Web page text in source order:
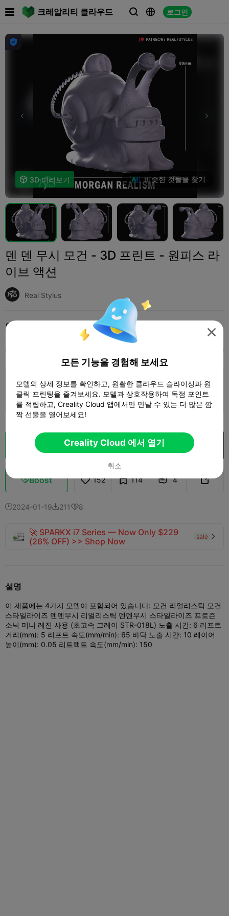
크레알리티 클라우드   로그인
 

 3D 미리보기 비슷한 것들을 찾기
덴 덴 무시 모건 - 3D 프린트 - 원피스 라
이브 액션
Real Stylus
인쇄 설정 (1) Miniatures 
0.2mm layer, 2 walls, 15% infill
 51m 41s  1 플레이트  11.81g
클라우드 슬라이스 Creality Cloud 에서 열기
Boost 152 114  4 
2024-01-192118
🚀 SPARKX i7 Series — Now Only $229
(26% OFF) >> Shop Now
sale 
설명
이 제품에는 4가지 모델이 포함되어 있습니다: 모건 리얼리스틱 모건
스타일라이즈 덴덴무시 리얼리스틱 덴덴무시 스타일라이즈 프로즌
소닉 미니 레진 사용 (초고속 그레이 STR-018L) 노출 시간: 6 리프트
거리(mm): 5 리프트 속도(mm/min): 65 바닥 노출 시간: 10 레이어
높이(mm): 0.05 리트랙트 속도(mm/min): 150

모든 기능을 경험해 보세요
모델의 상세 정보를 확인하고, 원활한 클라우드 슬라이싱과 원
클릭 프린팅을 즐겨보세요. 모델과 상호작용하여 독점 포인트
를 적립하고, Creality Cloud 앱에서만 만날 수 있는 더 많은 깜
짝 선물을 열어보세요!
Creality Cloud 에서 열기
취소